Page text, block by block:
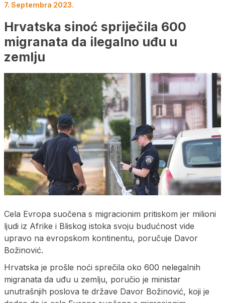
7. Septembra 2023.
Hrvatska sinoć spriječila 600
migranata da ilegalno uđu u
zemlju
Cela Evropa suočena s migracionim pritiskom jer milioni
ljudi iz Afrike i Bliskog istoka svoju budućnost vide
upravo na evropskom kontinentu, poručuje Davor
Božinović.
Hrvatska je prošle noći sprečila oko 600 nelegalnih
migranata da uđu u zemlju, poručio je ministar
unutrašnjih poslova te države Davor Božinović, koji je